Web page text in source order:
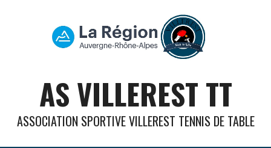
AS VILLEREST TT
ASSOCIATION SPORTIVE VILLEREST TENNIS DE TABLE